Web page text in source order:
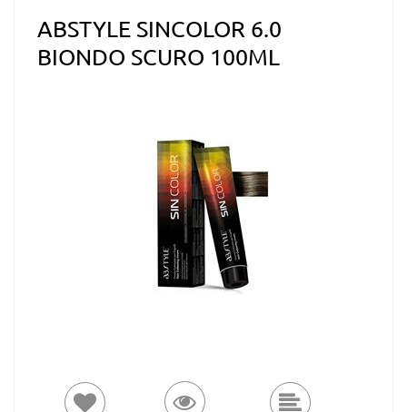
ABSTYLE SINCOLOR 6.0
BIONDO SCURO 100ML